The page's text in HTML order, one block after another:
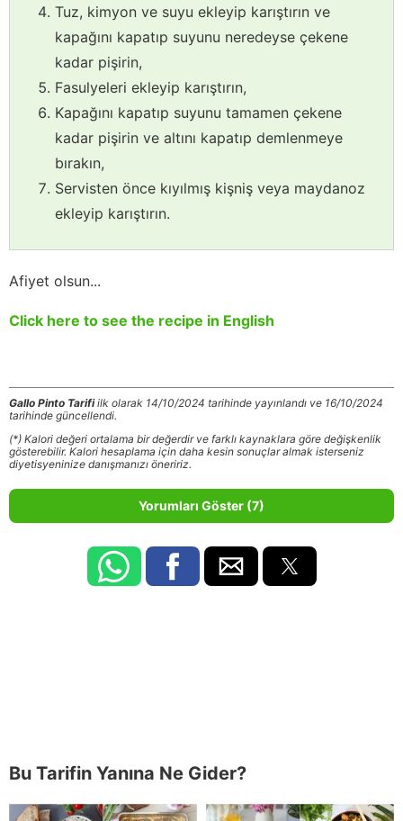
Tuz, kimyon ve suyu ekleyip karıştırın ve
kapağını kapatıp suyunu neredeyse çekene
kadar pişirin,
Fasulyeleri ekleyip karıştırın,
Kapağını kapatıp suyunu tamamen çekene
kadar pişirin ve altını kapatıp demlenmeye
bırakın,
Servisten önce kıyılmış kişniş veya maydanoz
ekleyip karıştırın.
Afiyet olsun...
Click here to see the recipe in English
Gallo Pinto Tarifiilk olarak 14/10/2024 tarihinde yayınlandı ve 16/10/2024
tarihinde güncellendi.
(*) Kalori değeri ortalama bir değerdir ve farklı kaynaklara göre değişkenlik
gösterebilir. Kalori hesaplama için daha kesin sonuçlar almak isterseniz
diyetisyeninize danışmanızı öneririz.
Yorumları Göster (7)
Bu Tarifin Yanına Ne Gider?